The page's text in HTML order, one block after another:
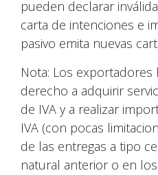
pueden declarar
carta de intenciones e
pasivo emita nuevas
Nota: Los exportadores
derecho a adquirir
de IVA y a realizar
IVA (con pocas
de las entregas a tipo
natural anterior o en